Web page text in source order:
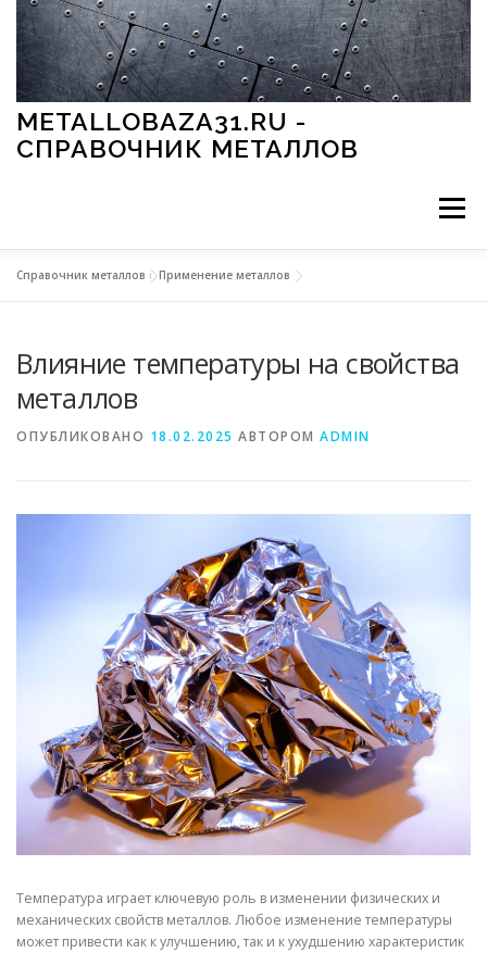
Перейти к содержимому
METALLOBAZA31.RU -
СПРАВОЧНИК МЕТАЛЛОВ
Меню
МЕТАЛЛЫ И ОКРУЖАЮЩАЯ СРЕДА
СОРТА МЕТАЛЛОВ
Справочник металлов »Применение металлов
Влияние температуры на свойства
металлов
ОПУБЛИКОВАНО 18.02.2025 АВТОРОМ ADMIN
Температура играет ключевую роль в изменении физических и
механических свойств металлов. Любое изменение температуры
может привести как к улучшению, так и к ухудшению характеристик